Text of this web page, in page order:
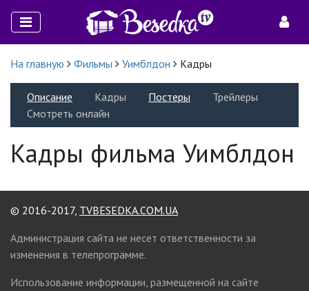
На главную Фильмы Уимблдон Кадры
Описание Кадры Постеры
Трейлеры
Смотреть онлайн
Кадры фильма Уимблдон
© 2016-2017, TVBESEDKA.COM.UA
Администрация сайта не несет ответственности за
изменения в телепрограмме.
Использование информации, размещенной на сайте